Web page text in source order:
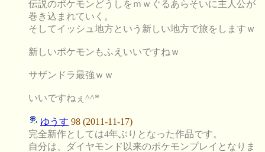
伝説のポケモンどうしをｍｗぐるあらそいに主人公が
巻き込まれていく。
そしてイッシュ地方という新しい地方で旅をしますｗ
新しいポケモンもふえいいですねｗ
サザンドラ最強ｗｗ
いいですねぇ^^*
ゆうす 98 (2011-11-17)
完全新作としては4年ぶりとなった作品です。
自分は、ダイヤモンド以来のポケモンプレイとなりま